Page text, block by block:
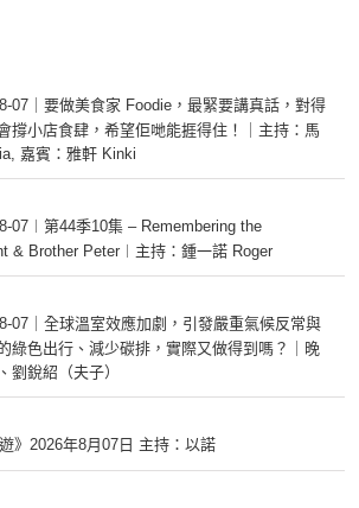
07｜要做美食家 Foodie，最緊要講真話，對得
撐小店食肆，希望佢哋能捱得住！｜主持：馬
嘉賓：雅軒 Kinki
07︱第44季10集 – Remembering the
& Brother Peter︱主持：鍾一諾 Roger
07｜全球溫室效應加劇，引發嚴重氣候反常與
綠色出行、減少碳排，實際又做得到嗎？｜晚
劉銳紹（夫子）
》2026年8月07日 主持：以諾